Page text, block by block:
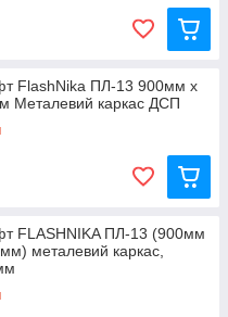
FlashNika ПЛ-13 900мм x
Металевий каркас ДСП
FLASHNIKA ПЛ-13 (900мм
металевий каркас,